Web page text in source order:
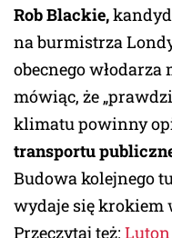
Rob Blackie,
na burmistrza
obecnego włodarza
mówiąc, że
klimatu powinny
transportu
Budowa kolejnego
wydaje się krokiem
Przeczytaj też: